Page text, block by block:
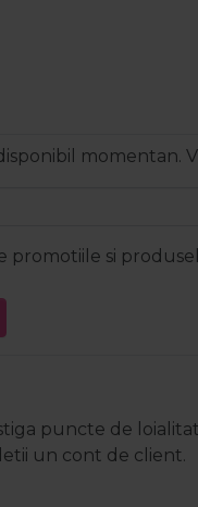
momentan.
promotiile si
puncte de
un cont de client.